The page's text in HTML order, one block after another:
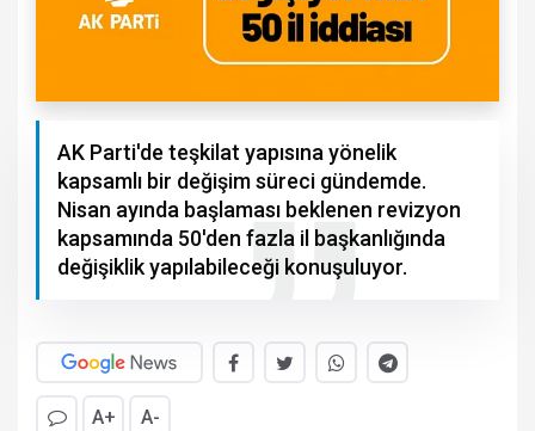
AK Parti'de teşkilat yapısına yönelik
kapsamlı bir değişim süreci gündemde.
Nisan ayında başlaması beklenen revizyon
kapsamında 50'den fazla il başkanlığında
değişiklik yapılabileceği konuşuluyor.
A+ A-